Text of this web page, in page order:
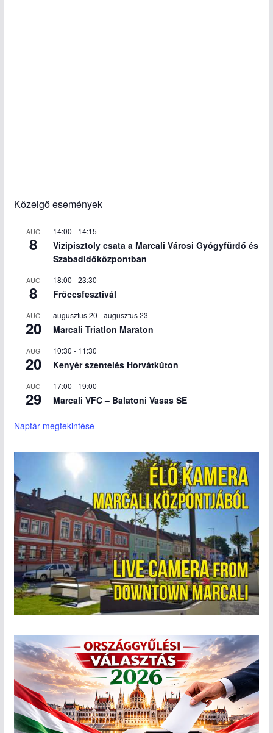
Közelgő események
AUG
8
14:00 - 14:15
Vizipisztoly csata a Marcali Városi Gyógyfürdő és
Szabadidőközpontban
AUG
8
18:00 -23:30
Fröccsfesztivál
AUG
20
augusztus 20 -augusztus 23
Marcali Triatlon Maraton
AUG
20
10:30 - 11:30
Kenyér szentelés Horvátkúton
AUG
29
17:00 - 19:00
Marcali VFC – Balatoni Vasas SE
Naptár megtekintése